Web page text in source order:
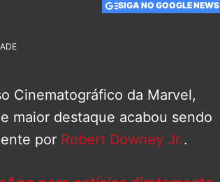
SIGA NO GOOGLE NEWS
Cinematográfico da Marvel,
maior destaque acabou sendo
por Robert Downey Jr..